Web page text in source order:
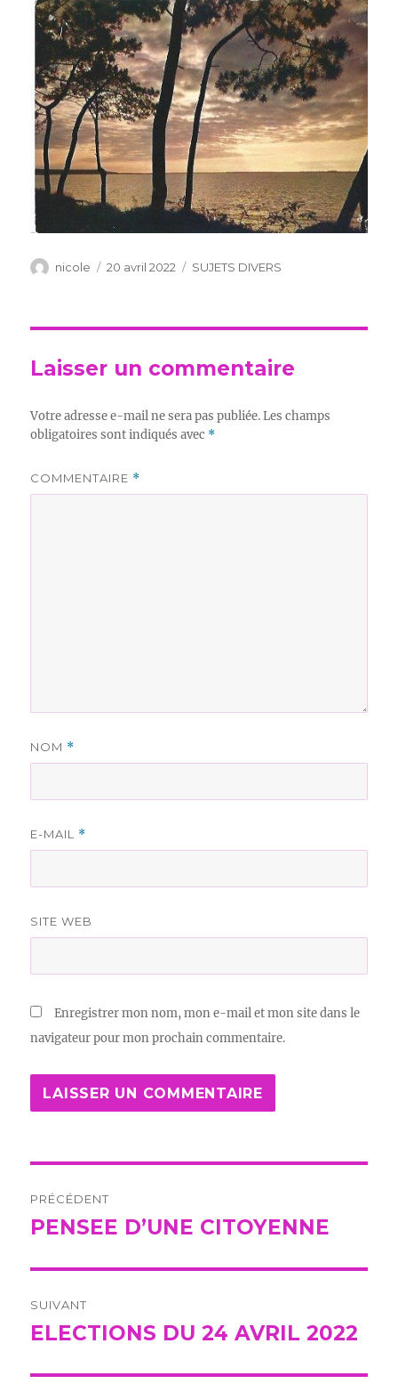
Auteur
nicole
Publié
20 avril 2022 Catégories
SUJETS DIVERS
Laisser un commentaire
Votre adresse e-mail ne sera pas publiée. Les champs
obligatoires sont indiqués avec *
COMMENTAIRE *
NOM *
E-MAIL *
SITE WEB
Enregistrer mon nom, mon e-mail et mon site dans le
navigateur pour mon prochain commentaire.
de
PRÉCÉDENT
Publication
PENSEE D’UNE CITOYENNE
SUIVANT
Publication
ELECTIONS DU 24 AVRIL 2022